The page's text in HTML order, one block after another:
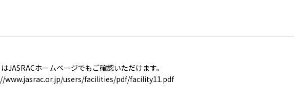
JASRACホームページでもご確認いただけます。
www.jasrac.or.jp/users/facilities/pdf/facility11.pdf